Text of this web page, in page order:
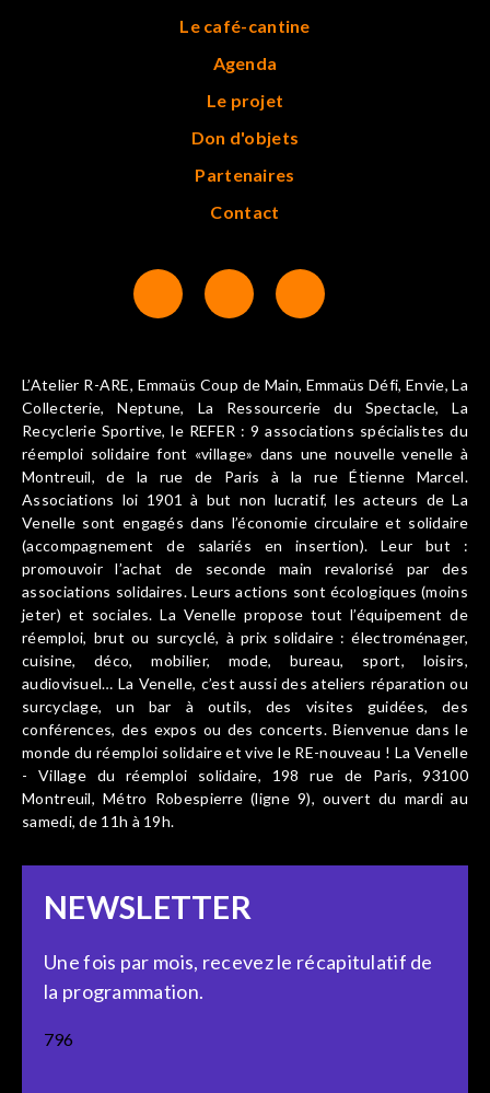
Le café-cantine
Agenda
Le projet
Don d'objets
Partenaires
Contact
L’Atelier R-ARE, Emmaüs Coup de Main, Emmaüs Défi, Envie, La
Collecterie, Neptune, La Ressourcerie du Spectacle, La
Recyclerie Sportive, le REFER : 9 associations spécialistes du
réemploi solidaire font «village» dans une nouvelle venelle à
Montreuil, de la rue de Paris à la rue Étienne Marcel.
Associations loi 1901 à but non lucratif, les acteurs de La
Venelle sont engagés dans l’économie circulaire et solidaire
(accompagnement de salariés en insertion). Leur but :
promouvoir l’achat de seconde main revalorisé par des
associations solidaires. Leurs actions sont écologiques (moins
jeter) et sociales. La Venelle propose tout l’équipement de
réemploi, brut ou surcyclé, à prix solidaire : électroménager,
cuisine, déco, mobilier, mode, bureau, sport, loisirs,
audiovisuel… La Venelle, c’est aussi des ateliers réparation ou
surcyclage, un bar à outils, des visites guidées, des
conférences, des expos ou des concerts. Bienvenue dans le
monde du réemploi solidaire et vive le RE-nouveau ! La Venelle
- Village du réemploi solidaire, 198 rue de Paris, 93100
Montreuil, Métro Robespierre (ligne 9), ouvert du mardi au
samedi, de 11h à 19h.
NEWSLETTER
Une fois par mois, recevez le récapitulatif de
la programmation.
796